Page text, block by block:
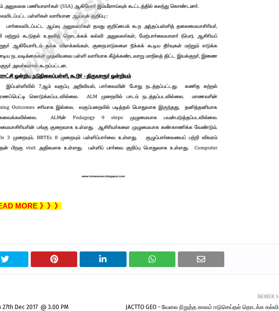
MORE 》》》
NEWER
JACTTO GEO - வேலை நிறுத்த காலம் ஈடுசெய்தல் தொடக்க கல்வி
Dec 2017 @ 3.00 PM